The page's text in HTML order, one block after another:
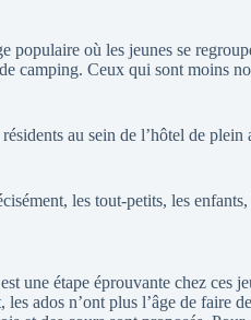
populaire où les jeunes se
camping. Ceux qui sont moins
au sein de l’hôtel de plein
les tout-petits, les enfants,
une étape éprouvante chez ces
ados n’ont plus l’âge de faire